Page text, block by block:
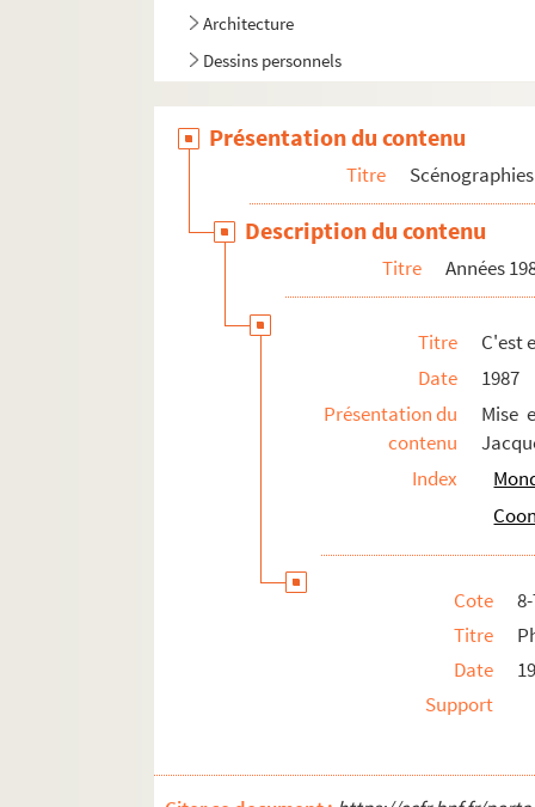
Architecture
Dessins personnels
Présentation du contenu
Titre
Description du contenu
Titre Années
Titre
C'est
Date
1987
Présentation du
contenu
Mise
Index
Cote
Titre
Date
Support